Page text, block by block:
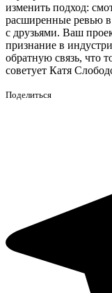
изменить подход:
расширенные ревью в
с друзьями. Ваш
признание в
обратную связь, что
советует Катя
Поделиться